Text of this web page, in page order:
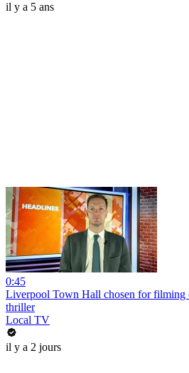
il y a 5 ans
0:45
Liverpool Town Hall chosen for filming
thriller
Local TV
il y a 2 jours